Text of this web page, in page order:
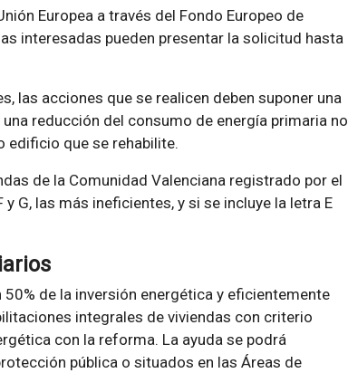
Europea a través del Fondo Europeo de
interesadas pueden presentar la solicitud hasta
las acciones que se realicen deben suponer una
reducción del consumo de energía primaria no
edificio que se rehabilite.
de la Comunidad Valenciana registrado por el
G, las más ineficientes, y si se incluye la letra E
de la inversión energética y eficientemente
integrales de viviendas con criterio
con la reforma. La ayuda se podrá
pública o situados en las Áreas de